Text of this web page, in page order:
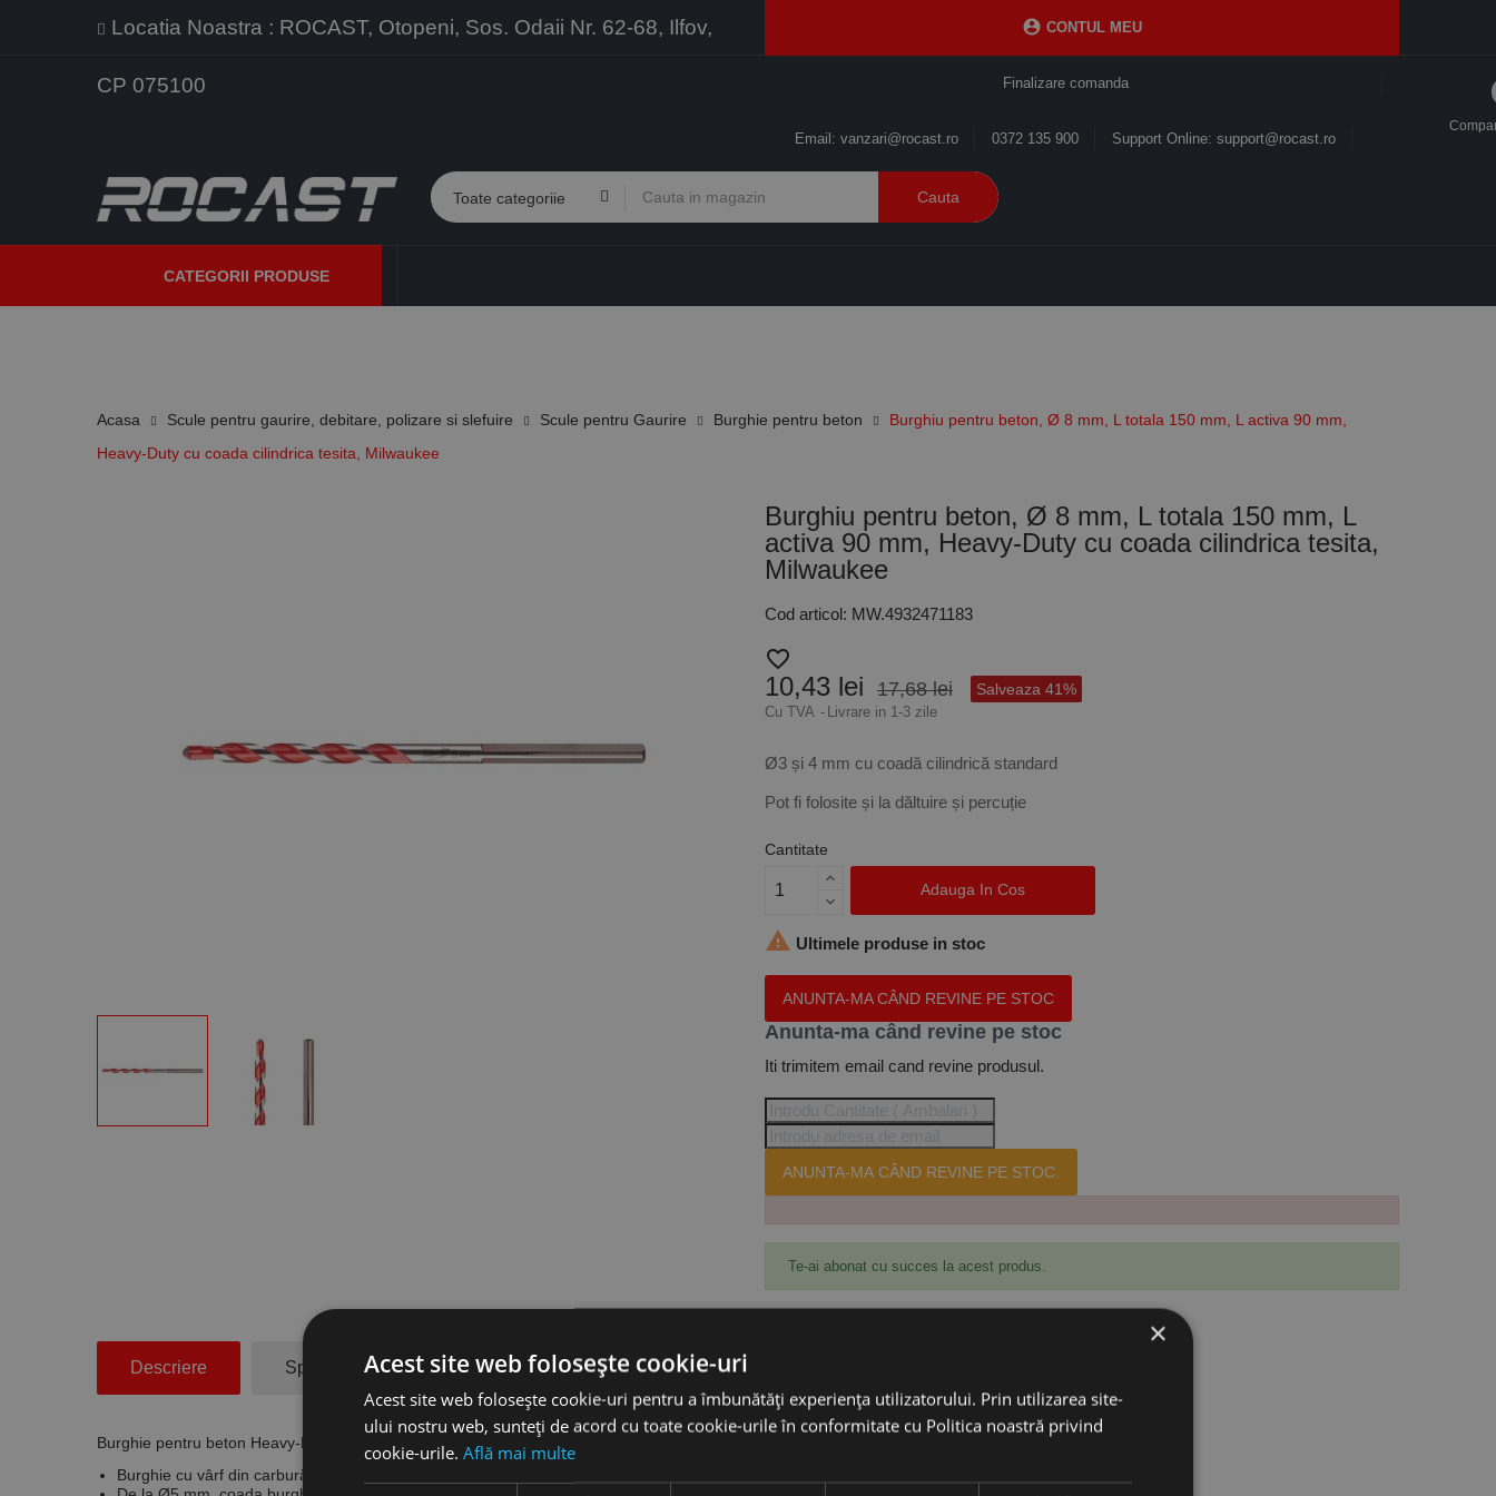
Locatia Noastra : ROCAST, Otopeni, Sos. Odaii Nr. 62-68, Ilfov,
CP 075100
 CONTUL MEU
Finalizare comanda
Support Online: support@rocast.ro
0372 135 900
Email: vanzari@rocast.ro
Cauta
CATEGORII PRODUSE
Acasa Scule pentru gaurire, debitare, polizare si slefuire Scule pentru Gaurire Burghie pentru beton
Burghiu pentru beton, Ø 8 mm, L totala 150 mm, L activa 90 mm,
Heavy-Duty cu coada cilindrica tesita, Milwaukee
Burghiu pentru beton, Ø 8 mm, L totala 150 mm, L
activa 90 mm, Heavy-Duty cu coada cilindrica tesita,
Milwaukee
Cod articol: MW.4932471183
favorite_border
10,43 lei 17,68 lei Salveaza 41%
Cu TVA Livrare in 1-3 zile
Ø3 și 4 mm cu coadă cilindrică standard
Pot fi folosite și la dăltuire și percuție
Cantitate
Adauga In Cos
 Ultimele produse in stoc
ANUNTA-MA CÂND REVINE PE STOC
Anunta-ma când revine pe stoc
Iti trimitem email cand revine produsul.
ANUNTA-MA CÂND REVINE PE STOC.
Te-ai abonat cu succes la acest produs.
Descriere Specificatii Tehnice Accesorii
Burghie pentru beton Heavy-Duty cu coada cilindrica tesita, Milwaukee
Burghie cu vârf din carbură pentru găurirea în beton, zidărie și granit
×
Acest site web folosește cookie-uri
Acest site web folosește cookie-uri pentru a îmbunătăți experiența utilizatorului. Prin utilizarea site-
ului nostru web, sunteți de acord cu toate cookie-urile în conformitate cu Politica noastră privind
cookie-urile. Află mai multe